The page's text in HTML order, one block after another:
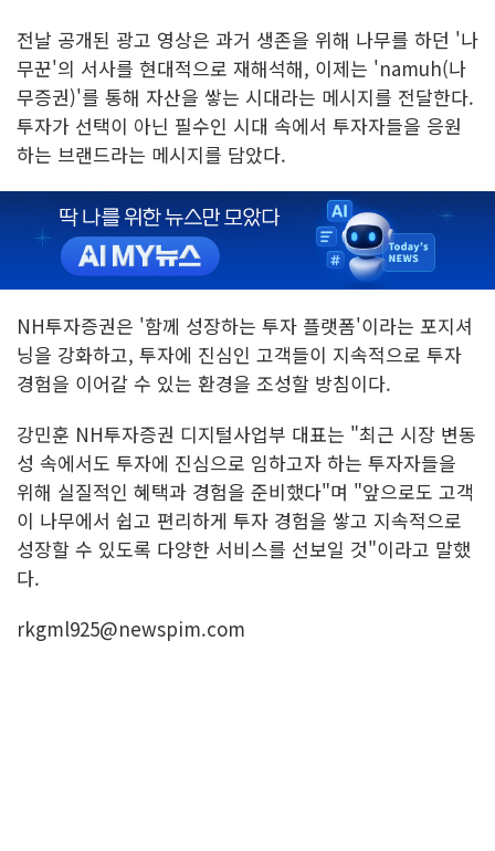
전날 공개된 광고 영상은 과거 생존을 위해 나무를 하던 '나
무꾼'의 서사를 현대적으로 재해석해, 이제는 'namuh(나
무증권)'를 통해 자산을 쌓는 시대라는 메시지를 전달한다.
투자가 선택이 아닌 필수인 시대 속에서 투자자들을 응원
하는 브랜드라는 메시지를 담았다.
NH투자증권은 '함께 성장하는 투자 플랫폼'이라는 포지셔
닝을 강화하고, 투자에 진심인 고객들이 지속적으로 투자
경험을 이어갈 수 있는 환경을 조성할 방침이다.
강민훈 NH투자증권 디지털사업부 대표는 "최근 시장 변동
성 속에서도 투자에 진심으로 임하고자 하는 투자자들을
위해 실질적인 혜택과 경험을 준비했다"며 "앞으로도 고객
이 나무에서 쉽고 편리하게 투자 경험을 쌓고 지속적으로
성장할 수 있도록 다양한 서비스를 선보일 것"이라고 말했
다.
rkgml925@newspim.com